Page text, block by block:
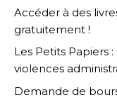
Accéder à des
gratuitement !
Les Petits Papiers
violences
Demande de